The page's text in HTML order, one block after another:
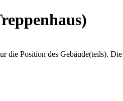
die Position des Gebäude(teils).